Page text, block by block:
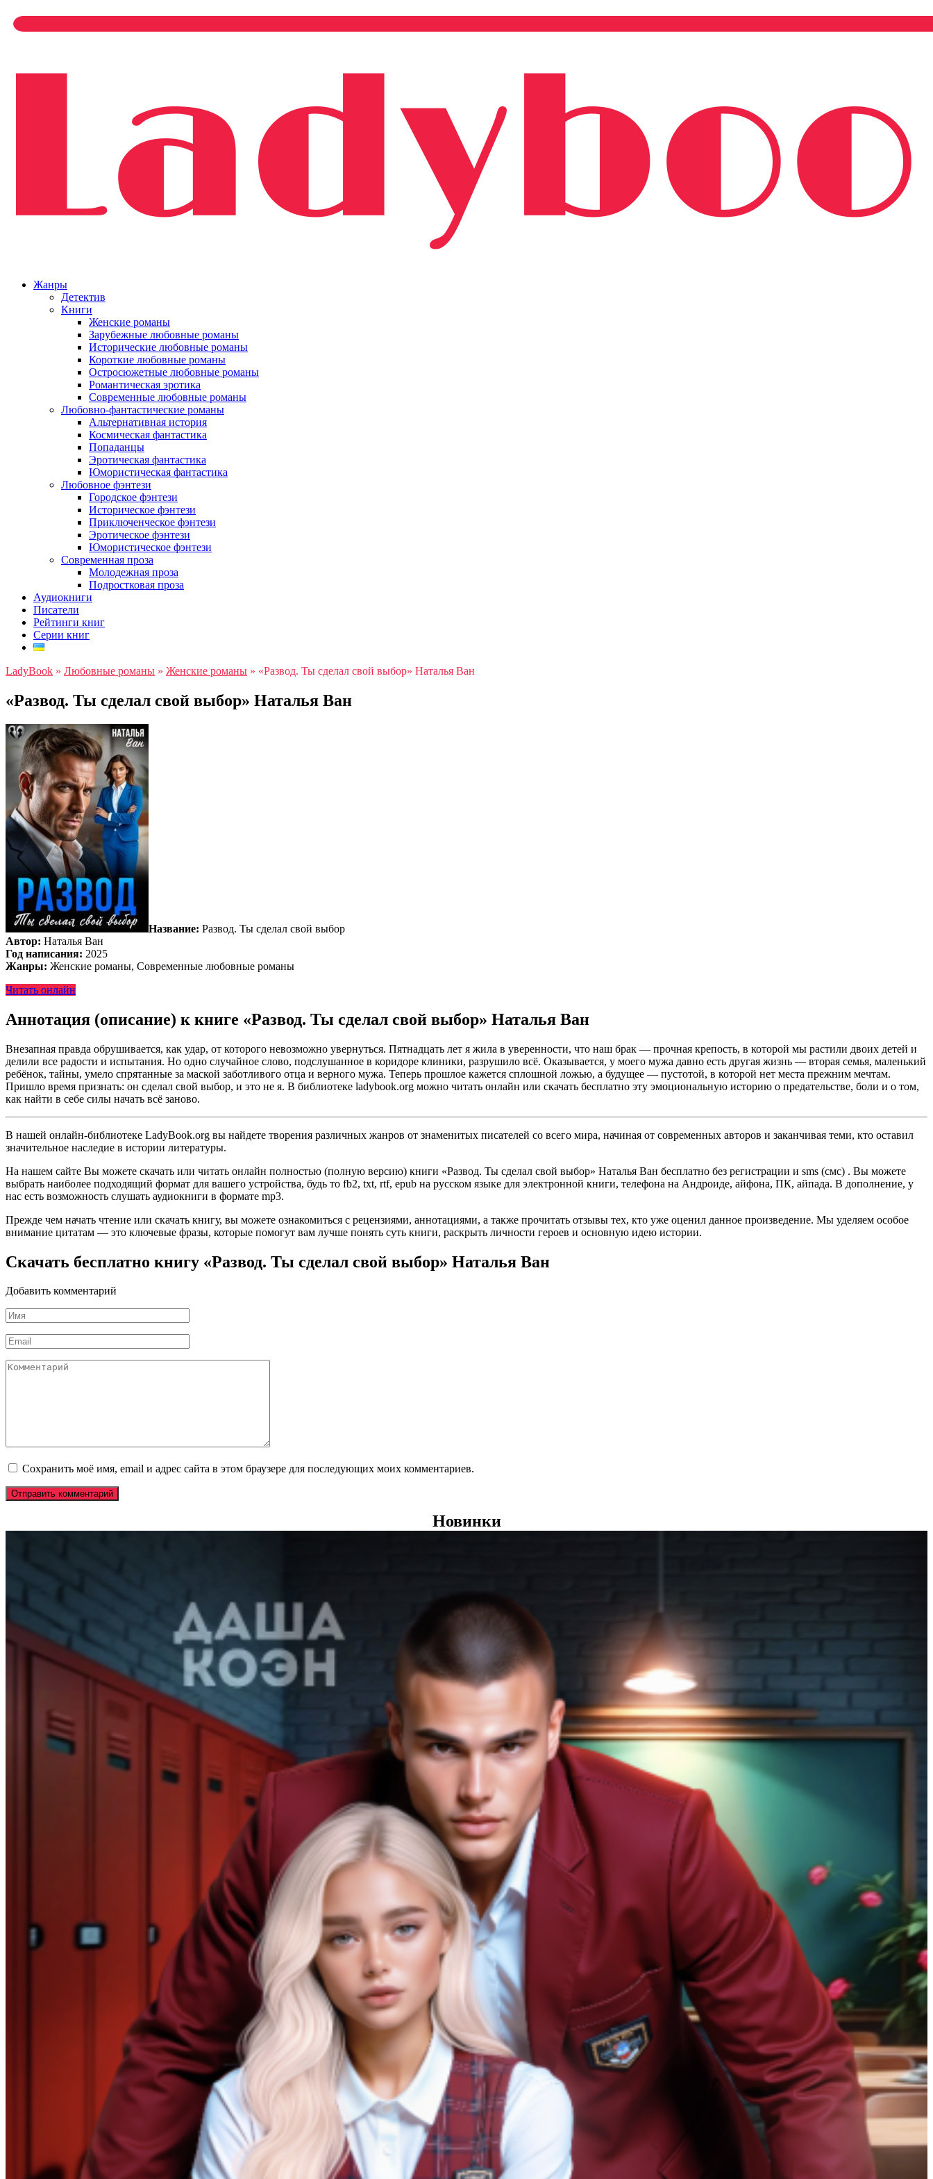
Жанры
Детектив
Книги
Женские романы
Зарубежные любовные романы
Исторические любовные романы
Короткие любовные романы
Остросюжетные любовные романы
Романтическая эротика
Современные любовные романы
Любовно-фантастические романы
Альтернативная история
Космическая фантастика
Попаданцы
Эротическая фантастика
Юмористическая фантастика
Любовное фэнтези
Городское фэнтези
Историческое фэнтези
Приключенческое фэнтези
Эротическое фэнтези
Юмористическое фэнтези
Современная проза
Молодежная проза
Подростковая проза
Аудиокниги
Писатели
Рейтинги книг
Серии книг
LadyBook » Любовные романы » Женские романы » «Развод. Ты сделал свой выбор» Наталья Ван
«Развод. Ты сделал свой выбор» Наталья Ван
Название: Развод. Ты сделал свой выбор
Автор: Наталья Ван
Год написания: 2025
Жанры: Женские романы, Современные любовные романы
Читать онлайн
Аннотация (описание) к книге «Развод. Ты сделал свой выбор» Наталья Ван
Внезапная правда обрушивается, как удар, от которого невозможно увернуться. Пятнадцать лет я жила в уверенности, что наш брак — прочная крепость, в которой мы растили двоих детей и
делили все радости и испытания. Но одно случайное слово, подслушанное в коридоре клиники, разрушило всё. Оказывается, у моего мужа давно есть другая жизнь — вторая семья, маленький
ребёнок, тайны, умело спрятанные за маской заботливого отца и верного мужа. Теперь прошлое кажется сплошной ложью, а будущее — пустотой, в которой нет места прежним мечтам.
Пришло время признать: он сделал свой выбор, и это не я. В библиотеке ladybook.org можно читать онлайн или скачать бесплатно эту эмоциональную историю о предательстве, боли и о том,
как найти в себе силы начать всё заново.
В нашей онлайн-библиотеке LadyBook.org вы найдете творения различных жанров от знаменитых писателей со всего мира, начиная от современных авторов и заканчивая теми, кто оставил
значительное наследие в истории литературы.
На нашем сайте Вы можете скачать или читать онлайн полностью (полную версию) книги «Развод. Ты сделал свой выбор» Наталья Ван бесплатно без регистрации и sms (смс) . Вы можете
выбрать наиболее подходящий формат для вашего устройства, будь то fb2, txt, rtf, epub на русском языке для электронной книги, телефона на Андроиде, айфона, ПК, айпада. В дополнение, у
нас есть возможность слушать аудиокниги в формате mp3.
Прежде чем начать чтение или скачать книгу, вы можете ознакомиться с рецензиями, аннотациями, а также прочитать отзывы тех, кто уже оценил данное произведение. Мы уделяем особое
внимание цитатам — это ключевые фразы, которые помогут вам лучше понять суть книги, раскрыть личности героев и основную идею истории.
Скачать бесплатно книгу «Развод. Ты сделал свой выбор» Наталья Ван
Добавить комментарий
Имя
*
Email
*
Комментарий
Сохранить моё имя, email и адрес сайта в этом браузере для последующих моих комментариев.
Новинки